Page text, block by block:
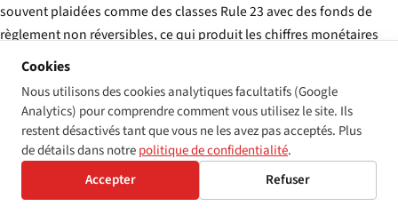
souvent plaidées comme des classes Rule 23 avec des fonds de
règlement non réversibles, ce qui produit les chiffres monétaires
divulgués les plus élevés. Les actions Unruh en Californie sont
agrégation de dommages statutaires — mathématiques différentes,
chiffres nominaux plus modestes, rendements comparables par
demandeur.
Cookies
Nous utilisons des cookies analytiques facultatifs (Google
Analytics) pour comprendre comment vous utilisez le site. Ils
restent désactivés tant que vous ne les avez pas acceptés. Plus
de détails dans notrepolitique de confidentialité.
Accepter
Refuser